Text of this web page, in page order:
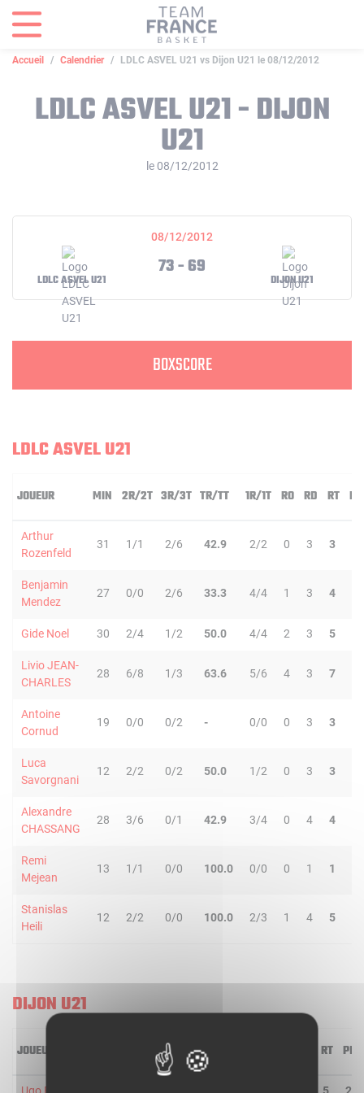
Accueil Calendrier LDLC ASVEL U21 vs Dijon U21 le 08/12/2012
LDLC ASVEL U21 - DIJON
U21
le 08/12/2012
08/12/2012
LDLC ASVEL U21
73 - 69
DIJON U21
BOXSCORE
LDLC ASVEL U21
JOUEUR MIN 2R/2T 3R/3T TR/TT 1R/1T RO RD RT PD
Arthur
Rozenfeld
31 1/1 2/6 42.9 2/2 0 3 3
Benjamin
Mendez
27 0/0 2/6 33.3 4/4 1 3 4
Gide Noel 30 2/4 1/2 50.0 4/4 2 3 5
Livio JEAN-
CHARLES
28 6/8 1/3 63.6 5/6 4 3 7
Antoine
Cornud
19 0/0 0/2 - 0/0 0 3 3
Luca
Savorgnani
12 2/2 0/2 50.0 1/2 0 3 3
Alexandre
CHASSANG
28 3/6 0/1 42.9 3/4 0 4 4
Remi
Mejean
13 1/1 0/0 100.0 0/0 0 1 1
Stanislas
Heili
12 2/2 0/0 100.0 2/3 1 4 5
DIJON U21
JOUEUR 3R/3T TR/TT RT PD
Panneau de gestion des cookies